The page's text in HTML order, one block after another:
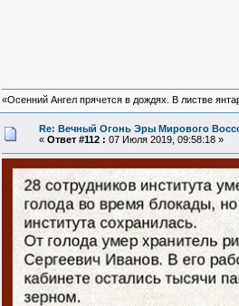
«Осенний Ангел прячется в дождях. В листве
Re: Вечный Огонь Эры Мирового
« Ответ #112 : 07 Июля 2019, 09:58:18 »